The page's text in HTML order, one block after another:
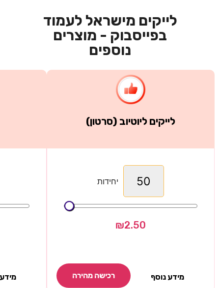
לייקים מישראל לעמוד
בפייסבוק - מוצרים
נוספים
לייקים ליוטיוב (סרטון)
יחידות
₪2.50
מידע נוסף רכישה מהירה